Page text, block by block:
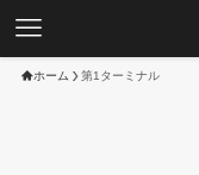
ホーム 第1ターミナル